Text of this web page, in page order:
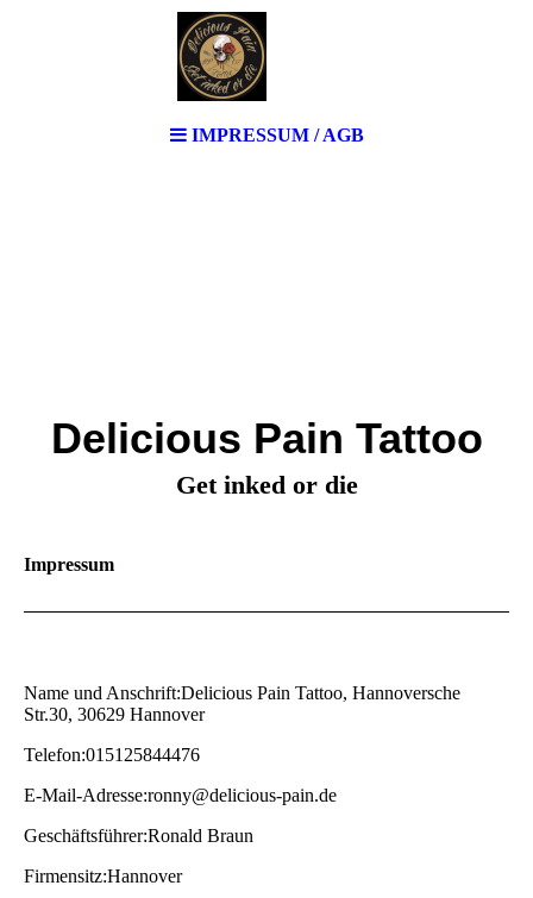
IMPRESSUM / AGB
Delicious Pain Tattoo
Get inked or die
Impressum
Name und Anschrift:Delicious Pain Tattoo, Hannoversche
Str.30, 30629 Hannover
Telefon:015125844476
E-Mail-Adresse:ronny@delicious-pain.de
Geschäftsführer:Ronald Braun
Firmensitz:Hannover